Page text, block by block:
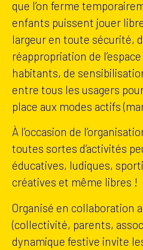
que l’on ferme
enfants puissent jouer
largeur en toute sécurité,
réappropriation de
habitants, de
entre tous les usagers
place aux modes actifs
À l’occasion de
toutes sortes d’activités
éducatives, ludiques,
créatives et même libres !
Organisé en collaboration
(collectivité, parents,
dynamique festive invite